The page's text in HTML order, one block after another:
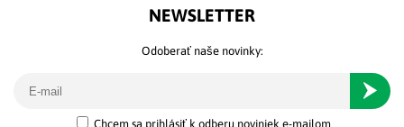
NEWSLETTER
Odoberať naše novinky:
Chcem sa prihlásiť k odberu noviniek e-mailom